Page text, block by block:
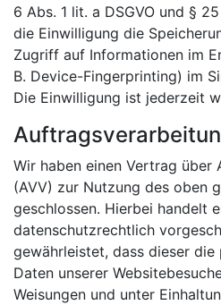
6 Abs. 1 lit. a DSGVO und §
die Einwilligung die
Zugriff auf Informationen im
B. Device-Fingerprinting) im
Die Einwilligung ist jederzeit
Wir haben einen Vertrag über
(AVV) zur Nutzung des oben
geschlossen. Hierbei handelt
datenschutzrechtlich
gewährleistet, dass dieser die
Daten unserer
Weisungen und unter